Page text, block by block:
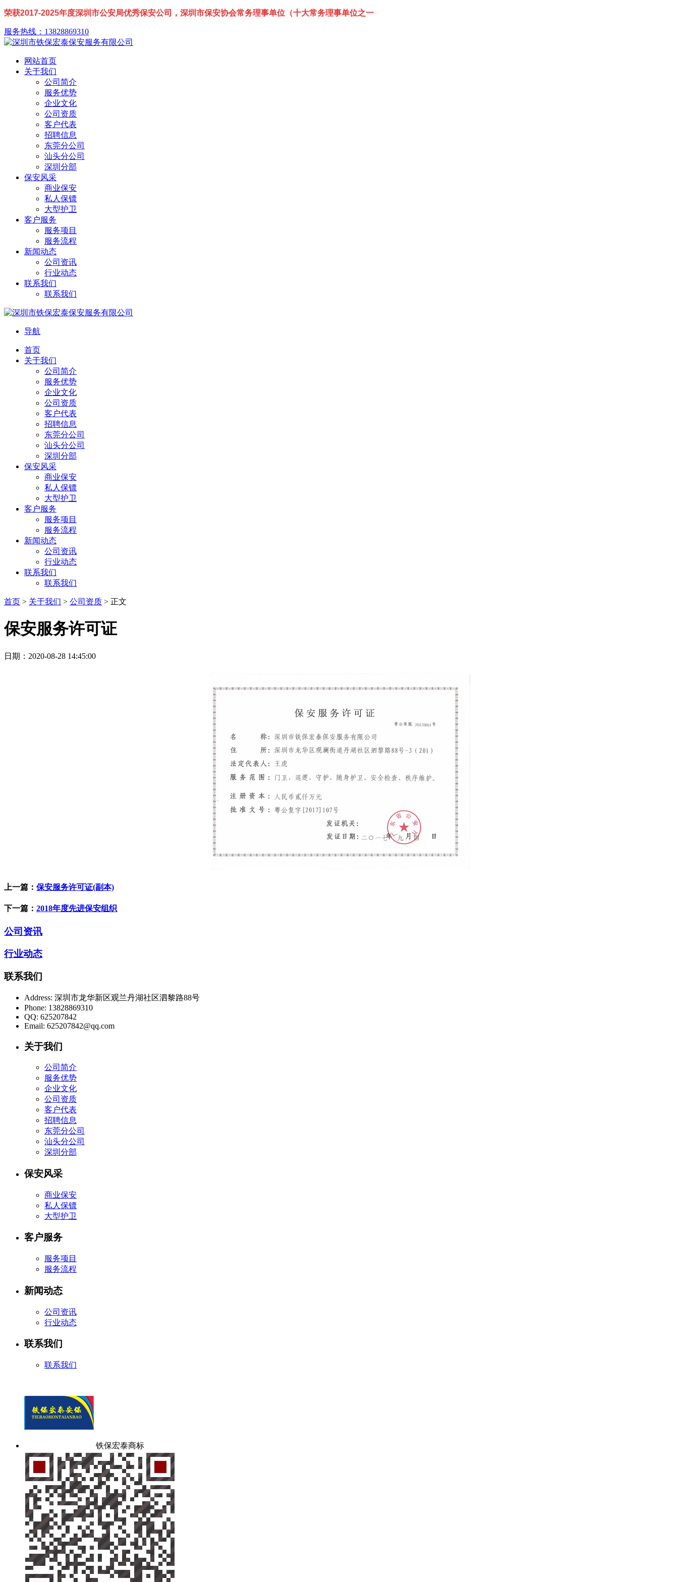
荣获2017-2025年度深圳市公安局优秀保安公司，深圳市保安协会常务理事单位（十大常务理事单位之一
服务热线：13828869310
网站首页
关于我们
公司简介
服务优势
企业文化
公司资质
客户代表
招聘信息
东莞分公司
汕头分公司
深圳分部
保安风采
商业保安
私人保镖
大型护卫
客户服务
服务项目
服务流程
新闻动态
公司资讯
行业动态
联系我们
联系我们
导航
首页
关于我们
公司简介
服务优势
企业文化
公司资质
客户代表
招聘信息
东莞分公司
汕头分公司
深圳分部
保安风采
商业保安
私人保镖
大型护卫
客户服务
服务项目
服务流程
新闻动态
公司资讯
行业动态
联系我们
联系我们
首页 > 关于我们 > 公司资质 > 正文
保安服务许可证
日期：2020-08-28 14:45:00
上一篇： 保安服务许可证(副本)
下一篇： 2018年度先进保安组织
公司资讯
行业动态
联系我们
Address: 深圳市龙华新区观兰丹湖社区泗黎路88号
Phone: 13828869310
QQ: 625207842
Email: 625207842@qq.com
关于我们
公司简介
服务优势
企业文化
公司资质
客户代表
招聘信息
东莞分公司
汕头分公司
深圳分部
保安风采
商业保安
私人保镖
大型护卫
客户服务
服务项目
服务流程
新闻动态
公司资讯
行业动态
联系我们
联系我们
铁保宏泰商标